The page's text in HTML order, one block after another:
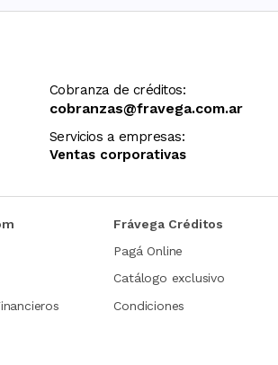
Cobranza de créditos:
cobranzas@fravega.com.ar
Servicios a empresas:
Ventas corporativas
Frávega Créditos
Pagá Online
Catálogo exclusivo
Condiciones